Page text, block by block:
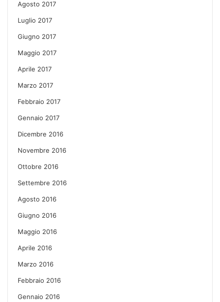
Agosto 2017
Luglio 2017
Giugno 2017
Maggio 2017
Aprile 2017
Marzo 2017
Febbraio 2017
Gennaio 2017
Dicembre 2016
Novembre 2016
Ottobre 2016
Settembre 2016
Agosto 2016
Giugno 2016
Maggio 2016
Aprile 2016
Marzo 2016
Febbraio 2016
Gennaio 2016